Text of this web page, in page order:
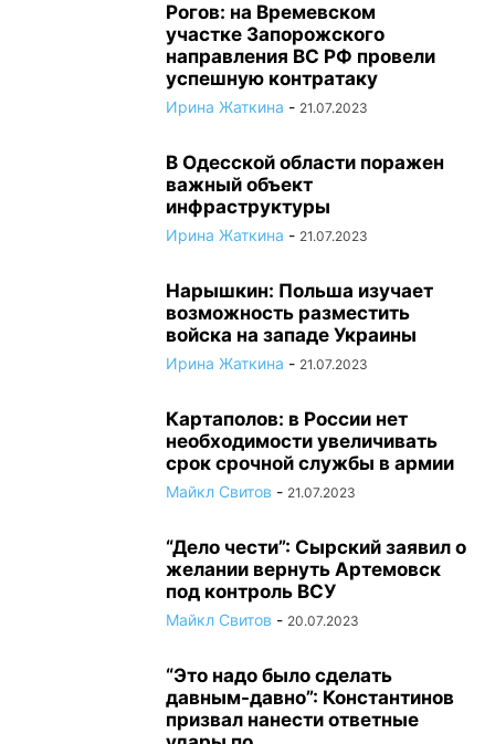
Рогов: на Времевском
участке Запорожского
направления ВС РФ провели
успешную контратаку
Ирина Жаткина - 21.07.2023
В Одесской области поражен
важный объект
инфраструктуры
Ирина Жаткина - 21.07.2023
Нарышкин: Польша изучает
возможность разместить
войска на западе Украины
Ирина Жаткина - 21.07.2023
Картаполов: в России нет
необходимости увеличивать
срок срочной службы в армии
Майкл Свитов - 21.07.2023
“Дело чести”: Сырский заявил о
желании вернуть Артемовск
под контроль ВСУ
Майкл Свитов - 20.07.2023
“Это надо было сделать
давным-давно”: Константинов
призвал нанести ответные